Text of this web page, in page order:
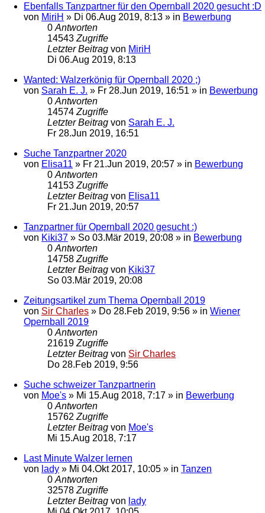
Ebenfalls Tanzpartner für den Opernball 2020 gesucht :D
von MiriH » Di 06.Aug 2019, 8:13 » in Bewerbung
0 Antworten
14543 Zugriffe
Letzter Beitrag von MiriH
Di 06.Aug 2019, 8:13
Wanted: Walzerkönig für Opernball 2020 ;)
von Sarah E. J. » Fr 28.Jun 2019, 16:51 » in Bewerbung
0 Antworten
14574 Zugriffe
Letzter Beitrag von Sarah E. J.
Fr 28.Jun 2019, 16:51
Suche Tanzpartner 2020
von Elisa11 » Fr 21.Jun 2019, 20:57 » in Bewerbung
0 Antworten
14153 Zugriffe
Letzter Beitrag von Elisa11
Fr 21.Jun 2019, 20:57
Tanzpartner für Opernball 2020 gesucht :)
von Kiki37 » So 03.Mär 2019, 20:08 » in Bewerbung
0 Antworten
14758 Zugriffe
Letzter Beitrag von Kiki37
So 03.Mär 2019, 20:08
Zeitungsartikel zum Thema Opernball 2019
von Sir Charles » Do 28.Feb 2019, 9:56 » in Wiener
Opernball 2019
0 Antworten
21619 Zugriffe
Letzter Beitrag von Sir Charles
Do 28.Feb 2019, 9:56
Suche schweizer Tanzpartnerin
von Moe's » Mi 15.Aug 2018, 7:17 » in Bewerbung
0 Antworten
15762 Zugriffe
Letzter Beitrag von Moe's
Mi 15.Aug 2018, 7:17
Last Minute Walzer lernen
von lady » Mi 04.Okt 2017, 10:05 » in Tanzen
0 Antworten
32578 Zugriffe
Letzter Beitrag von lady